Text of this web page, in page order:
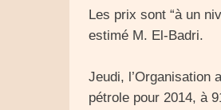
Les prix sont “à un
estimé M. El-Badri.
Jeudi, l’Organisation
pétrole pour 2014, à